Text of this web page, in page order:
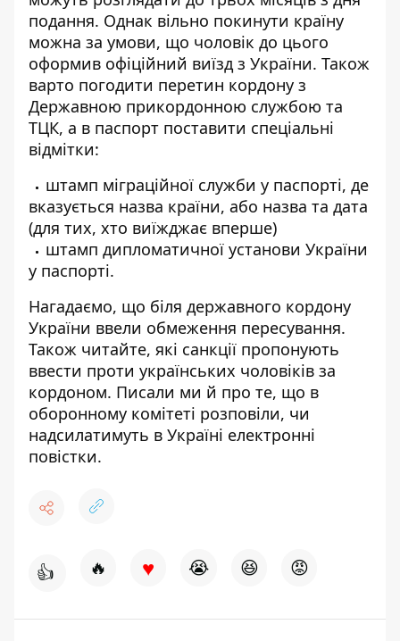
подання. Однак вільно покинути країну
можна за умови, що чоловік до цього
оформив офіційний виїзд з України. Також
варто погодити перетин кордону з
Державною прикордонною службою та
ТЦК, а в паспорт поставити спеціальні
відмітки:
штамп міграційної служби у паспорті, де
вказується назва країни, або назва та дата
(для тих, хто виїжджає вперше)
штамп дипломатичної установи України
у паспорті.
Нагадаємо, що біля державного кордону
України ввели обмеження пересування.
Також читайте, які санкції пропонують
ввести проти українських чоловіків за
кордоном. Писали ми й про те, що в
оборонному комітеті розповіли, чи
надсилатимуть в Україні електронні
повістки.
👍 🔥 ♥ 😭 😆 😡